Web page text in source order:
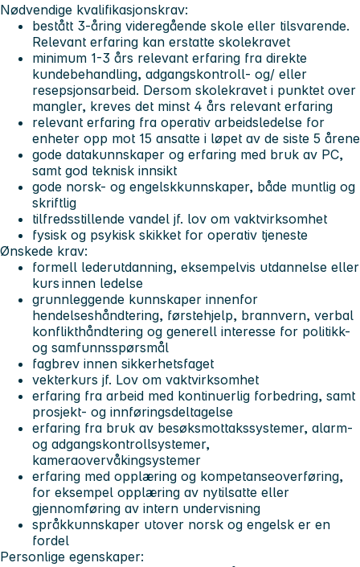
Nødvendige kvalifikasjonskrav:
bestått 3-åring videregående skole eller tilsvarende.
Relevant erfaring kan erstatte skolekravet
minimum 1-3 års relevant erfaring fra direkte
kundebehandling, adgangskontroll- og/ eller
resepsjonsarbeid. Dersom skolekravet i punktet over
mangler, kreves det minst 4 års relevant erfaring
relevant erfaring fra operativ arbeidsledelse for
enheter opp mot 15 ansatte i løpet av de siste 5 årene
gode datakunnskaper og erfaring med bruk av PC,
samt god teknisk innsikt
gode norsk- og engelskkunnskaper, både muntlig og
skriftlig
tilfredsstillende vandel jf. lov om vaktvirksomhet
fysisk og psykisk skikket for operativ tjeneste
Ønskede krav:
formell lederutdanning, eksempelvis utdannelse eller
kurs innen ledelse
grunnleggende kunnskaper innenfor
hendelseshåndtering, førstehjelp, brannvern, verbal
konflikthåndtering og generell interesse for politikk-
og samfunnsspørsmål
fagbrev innen sikkerhetsfaget
vekterkurs jf. Lov om vaktvirksomhet
erfaring fra arbeid med kontinuerlig forbedring, samt
prosjekt- og innføringsdeltagelse
erfaring fra bruk av besøksmottakssystemer, alarm-
og adgangskontrollsystemer,
kameraovervåkingsystemer
erfaring med opplæring og kompetanseoverføring,
for eksempel opplæring av nytilsatte eller
gjennomføring av intern undervisning
språkkunnskaper utover norsk og engelsk er en
fordel
Personlige egenskaper: